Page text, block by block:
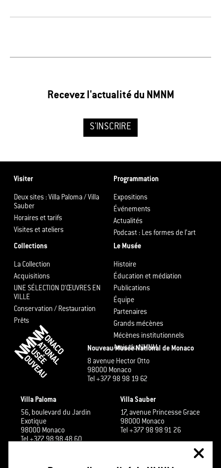
Recevez l'actualité du NMNM
S'INSCRIRE
Visiter
Deux sites : Villa Paloma / Villa
Sauber
Horaires et tarifs
Visites et ateliers
Programmation
Expositions
Événements
Actualités
Podcast : Les formes de l’art
Collections
La Collection
Acquisitions
UNE SÉLECTION D’ŒUVRES EN
VILLE
Conservation / Restauration
Prêts
Le Musée
Histoire
Éducation et médiation
Publications
Équipe
Partenaires
Grands mécènes
Mécènes institutionnels
Amis du NMNM
Nouveau Musée National de Monaco
8 avenue Hector Otto
98000 Monaco
Tel +377 98 98 19 62
Villa Paloma
56, boulevard du Jardin
Exotique
98000 Monaco
Tel +377 98 98 48 60
Villa Sauber
17, avenue Princesse Grace
98000 Monaco
Tel +377 98 98 91 26